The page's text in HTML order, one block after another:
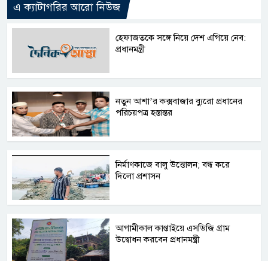
এ ক্যাটাগরির আরো নিউজ
হেফাজতকে সঙ্গে নিয়ে দেশ এগিয়ে নেব:
প্রধানমন্ত্রী
নতুন আশা’র কক্সবাজার ব্যুরো প্রধানের
পরিচয়পত্র হস্তান্তর
নির্মাণকাজে বালু উত্তোলন; বন্ধ করে
দিলো প্রশাসন
আগামীকাল কাপ্তাইয়ে এসডিজি গ্রাম
উদ্বোধন করবেন প্রধানমন্ত্রী